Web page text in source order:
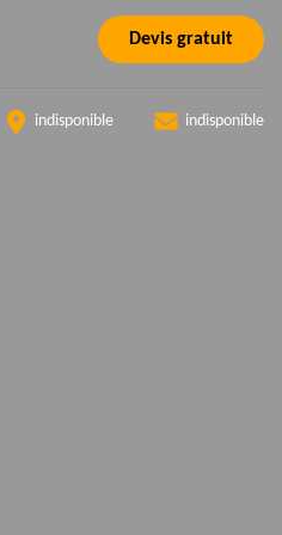
Devis gratuit
indisponible indisponible